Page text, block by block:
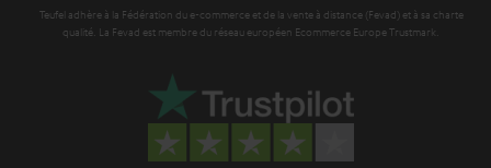
Teufel adhère à la Fédération du e-commerce et de la vente à distance (Fevad) et à sa charte
qualité. La Fevad est membre du réseau européen Ecommerce Europe Trustmark.